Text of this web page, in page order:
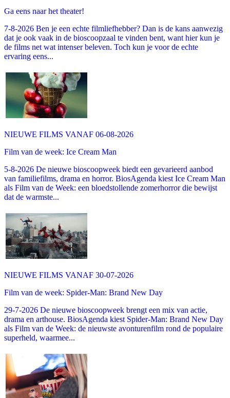
Ga eens naar het theater!
7-8-2026 Ben je een echte filmliefhebber? Dan is de kans aanwezig
dat je ook vaak in de bioscoopzaal te vinden bent, want hier kun je
de films net wat intenser beleven. Toch kun je voor de echte
ervaring eens...
NIEUWE FILMS VANAF 06-08-2026
Film van de week: Ice Cream Man
5-8-2026 De nieuwe bioscoopweek biedt een gevarieerd aanbod
van familiefilms, drama en horror. BiosAgenda kiest Ice Cream Man
als Film van de Week: een bloedstollende zomerhorror die bewijst
dat de warmste...
NIEUWE FILMS VANAF 30-07-2026
Film van de week: Spider-Man: Brand New Day
29-7-2026 De nieuwe bioscoopweek brengt een mix van actie,
drama en arthouse. BiosAgenda kiest Spider-Man: Brand New Day
als Film van de Week: de nieuwste avonturenfilm rond de populaire
superheld, waarmee...